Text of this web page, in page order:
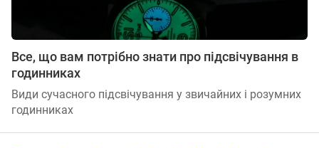
Все, що вам потрібно знати про підсвічування в
годинниках
Види сучасного підсвічування у звичайних і розумних
годинниках